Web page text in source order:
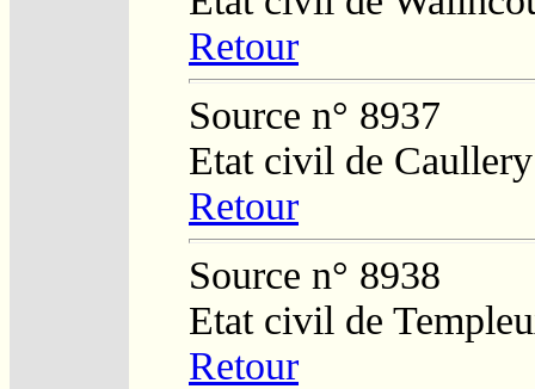
Retour
Source n° 8937
Etat civil de Caullery
Retour
Source n° 8938
Etat civil de
Retour